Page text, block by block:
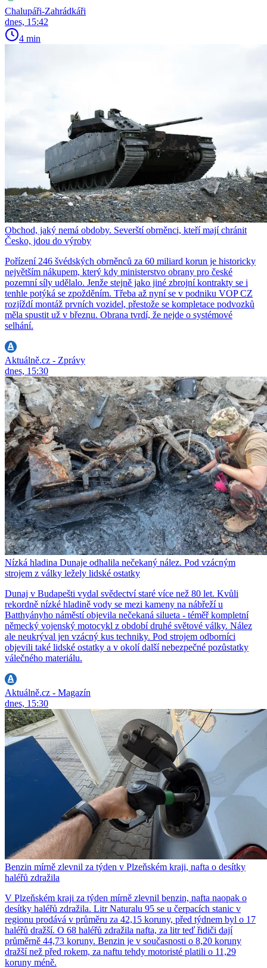
Chalupáři-Zahrádkáři
dnes, 15:42
4 min
Obchod, jaký nemá obdoby. Severští obrněnci, kteří mají chránit
Česko, jdou do výroby
Pořízení 246 švédských obrněnců za 60 miliard korun je historicky
největším nákupem, který kdy ministerstvo obrany pro české
pozemní síly udělalo. Jenže stejně jako jiné zbrojní kontrakty se i
tenhle potýká se zpožděním. Třeba až nyní se v podniku VOP CZ
rozjíždí montáž prvních vozidel, přestože se kompletace podvozků
měla spustit už v březnu. Obrana tvrdí, že nejde o systémové
selhání.
Aktuálně.cz - Zprávy
dnes, 15:30
Nízká hladina Dunaje odhalila nečekaný nález. Pod vzácným
strojem z války ležely lidské ostatky
Dunaj v Budapešti vydal svědectví staré více než 80 let. Kvůli
rekordně nízké hladině vody se mezi kameny na nábřeží u
Batthyányho náměstí objevila nečekaná silueta - téměř kompletní
německý vojenský motocykl z období druhé světové války. Nález
ale neukrýval jen vzácný kus techniky. Pod strojem odborníci
objevili také lidské ostatky a v okolí další nebezpečné pozůstatky
válečného materiálu.
Aktuálně.cz - Magazín
dnes, 15:30
Benzin mírně zlevnil za týden v Plzeňském kraji, nafta o desítky
haléřů zdražila
V Plzeňském kraji za týden mírně zlevnil benzin, nafta naopak o
desítky haléřů zdražila. Litr Naturalu 95 se u čerpacích stanic v
regionu prodává v průměru za 42,15 koruny, před týdnem byl o 17
haléřů dražší. O 68 haléřů zdražila nafta, za litr teď řidiči dají
průměrně 44,73 koruny. Benzin je v současnosti o 8,20 koruny
dražší než před rokem, za naftu tehdy motoristé platili o 11,29
koruny méně.